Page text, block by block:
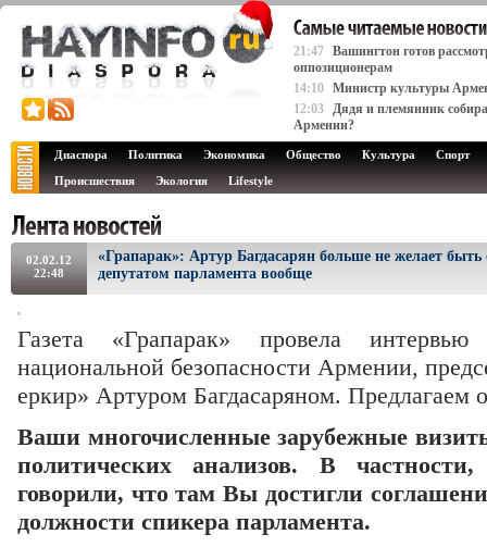
21:47 Вашингтон готов
оппозиционерам
14:10 Министр культуры
12:03 Дядя и племянник
Армении?
Диаспора Политика Экономика Общество Культура
Спорт
Происшествия
Экология Lifestyle
02.02.12
22:48
«Грапарак»: Артур Багдасарян больше не желает
депутатом парламента вообще
Газета «Грапарак» провела
национальной безопасности Армении,
еркир» Артуром Багдасаряном. Предлагаем
Ваши многочисленные зарубежные
политических анализов. В
говорили, что там Вы достигли
должности спикера парламента.